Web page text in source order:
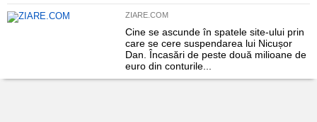
ZIARE.COM
Cine se ascunde în spatele site-ului prin
care se cere suspendarea lui Nicușor
Dan. Încasări de peste două milioane de
euro din conturile...